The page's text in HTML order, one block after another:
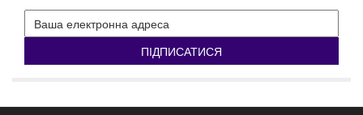
ПІДПИСАТИСЯ